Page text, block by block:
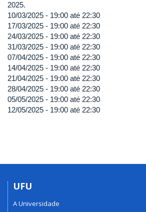
2025.
10/03/2025 - 19:00 até 22:30
17/03/2025 - 19:00 até 22:30
24/03/2025 - 19:00 até 22:30
31/03/2025 - 19:00 até 22:30
07/04/2025 - 19:00 até 22:30
14/04/2025 - 19:00 até 22:30
21/04/2025 - 19:00 até 22:30
28/04/2025 - 19:00 até 22:30
05/05/2025 - 19:00 até 22:30
12/05/2025 - 19:00 até 22:30
UFU
A Universidade